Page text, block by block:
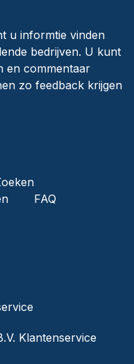
u informtie vinden
bedrijven. U kunt
en commentaar
zo feedback krijgen
FAQ
Klantenservice